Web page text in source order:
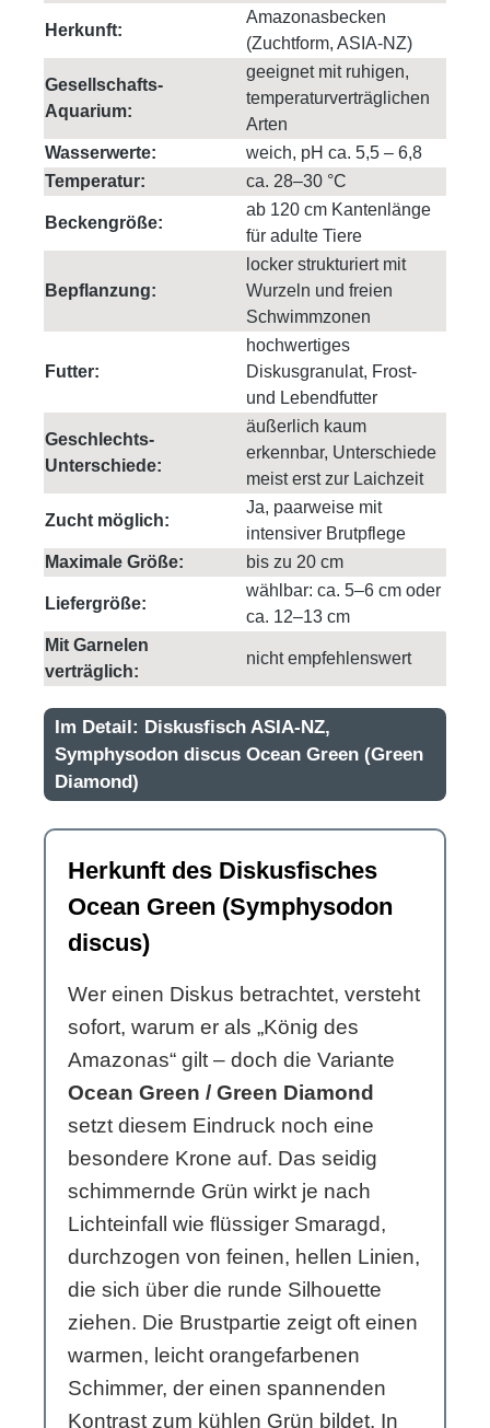
Herkunft:
Amazonasbecken
(Zuchtform, ASIA-NZ)
Gesellschafts-
Aquarium:
geeignet mit ruhigen,
temperaturverträglichen
Arten
Wasserwerte:
weich, pH ca. 5,5 – 6,8
Temperatur:
ca. 28–30 °C
Beckengröße:
ab 120 cm Kantenlänge
für adulte Tiere
Bepflanzung:
locker strukturiert mit
Wurzeln und freien
Schwimmzonen
Futter:
hochwertiges
Diskusgranulat, Frost-
und Lebendfutter
Geschlechts-
Unterschiede:
äußerlich kaum
erkennbar, Unterschiede
meist erst zur Laichzeit
Zucht möglich:
Ja, paarweise mit
intensiver Brutpflege
Maximale Größe:
bis zu 20 cm
Liefergröße:
wählbar: ca. 5–6 cm oder
ca. 12–13 cm
Mit Garnelen
verträglich:
nicht empfehlenswert
Im Detail: Diskusfisch ASIA-NZ,
Symphysodon discus Ocean Green (Green
Diamond)
Herkunft des Diskusfisches
Ocean Green (Symphysodon
discus)
Wer einen Diskus betrachtet, versteht
sofort, warum er als „König des
Amazonas“ gilt – doch die Variante
Ocean Green / Green Diamond
setzt diesem Eindruck noch eine
besondere Krone auf. Das seidig
schimmernde Grün wirkt je nach
Lichteinfall wie flüssiger Smaragd,
durchzogen von feinen, hellen Linien,
die sich über die runde Silhouette
ziehen. Die Brustpartie zeigt oft einen
warmen, leicht orangefarbenen
Schimmer, der einen spannenden
Kontrast zum kühlen Grün bildet. In